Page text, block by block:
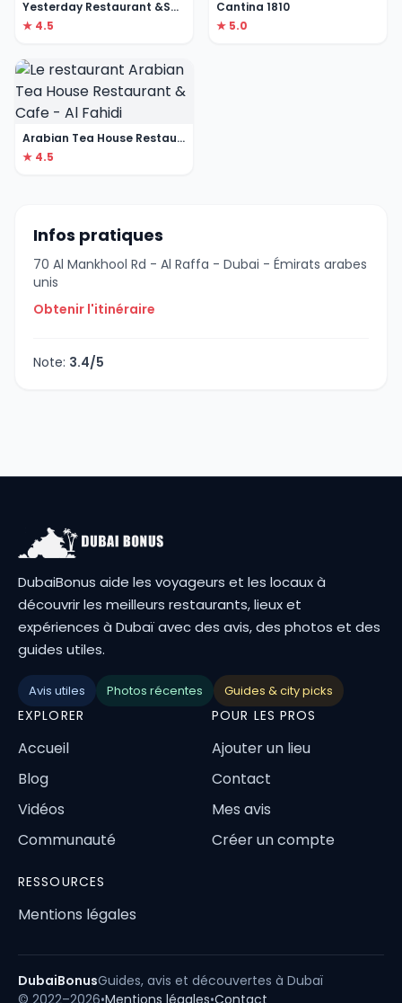
Yesterday Restaurant &Sport Lounge
★ 4.5
Cantina 1810
★ 5.0
Arabian Tea House Restaurant & Cafe - Al Fahidi
★ 4.5
Infos pratiques
70 Al Mankhool Rd - Al Raffa - Dubai - Émirats arabes
unis
Obtenir l'itinéraire
Note: 3.4/5
DubaiBonus aide les voyageurs et les locaux à
découvrir les meilleurs restaurants, lieux et
expériences à Dubaï avec des avis, des photos et des
guides utiles.
Avis utiles Photos récentes Guides & city picks
EXPLORER
Accueil
Blog
Vidéos
Communauté
POUR LES PROS
Ajouter un lieu
Contact
Mes avis
Créer un compte
RESSOURCES
Mentions légales
DubaiBonusGuides, avis et découvertes à Dubaï